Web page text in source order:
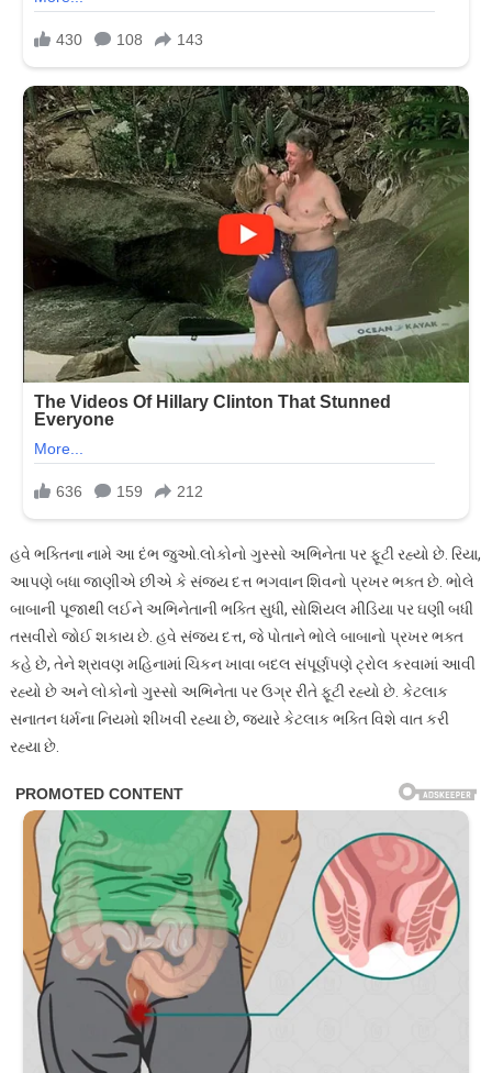
હવે ભક્તિના નામે આ દંભ જુઓ.લોકોનો ગુસ્સો અભિનેતા પર ફૂટી રહ્યો છે. રિયા,
આપણે બધા જાણીએ છીએ કે સંજય દત્ત ભગવાન શિવનો પ્રખર ભક્ત છે. ભોલે
બાબાની પૂજાથી લઈને અભિનેતાની ભક્તિ સુધી, સોશિયલ મીડિયા પર ઘણી બધી
તસવીરો જોઈ શકાય છે. હવે સંજય દત્ત, જે પોતાને ભોલે બાબાનો પ્રખર ભક્ત
કહે છે, તેને શ્રાવણ મહિનામાં ચિકન ખાવા બદલ સંપૂર્ણપણે ટ્રોલ કરવામાં આવી
રહ્યો છે અને લોકોનો ગુસ્સો અભિનેતા પર ઉગ્ર રીતે ફૂટી રહ્યો છે. કેટલાક
સનાતન ધર્મના નિયમો શીખવી રહ્યા છે, જ્યારે કેટલાક ભક્તિ વિશે વાત કરી
રહ્યા છે.